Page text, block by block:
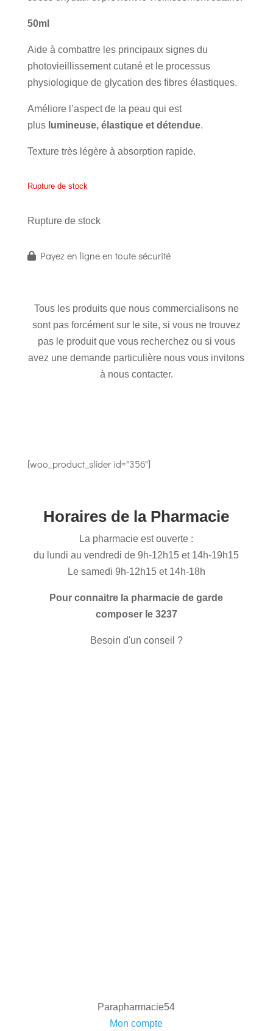
50ml
​Aide à combattre les principaux signes du
photovieillissement cutané et le processus
physiologique de glycation des fibres élastiques.
Améliore l’aspect de la peau qui est
plus lumineuse, élastique et détendue.
Texture très légère à absorption rapide.
Rupture de stock
Rupture de stock
Payez en ligne en toute sécurité
Tous les produits que nous commercialisons ne
sont pas forcément sur le site, si vous ne trouvez
pas le produit que vous recherchez ou si vous
avez une demande particulière nous vous invitons
à nous contacter.
[woo_product_slider id="356"]
Horaires de la Pharmacie
La pharmacie est ouverte :
du lundi au vendredi de 9h-12h15 et 14h-19h15
Le samedi 9h-12h15 et 14h-18h
Pour connaitre la pharmacie de garde
composer le 3237
Besoin d'un conseil ?
Parapharmacie54
Mon compte